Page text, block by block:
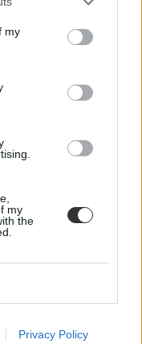
my
my
the
Privacy Policy